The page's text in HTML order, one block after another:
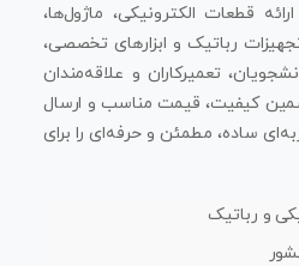
قطعات الکترونیکی، ماژول‌ها،
رباتیک و ابزارهای تخصصی،
تعمیرکاران و علاقه‌مندان
کیفیت، قیمت مناسب و ارسال
ساده، مطمئن و حرفه‌ای را برای
و رباتیک